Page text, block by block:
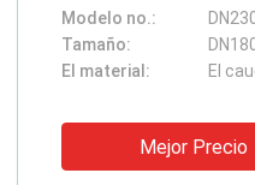
Modelo no.:
Tamaño:
El material:
El
Mejor Precio